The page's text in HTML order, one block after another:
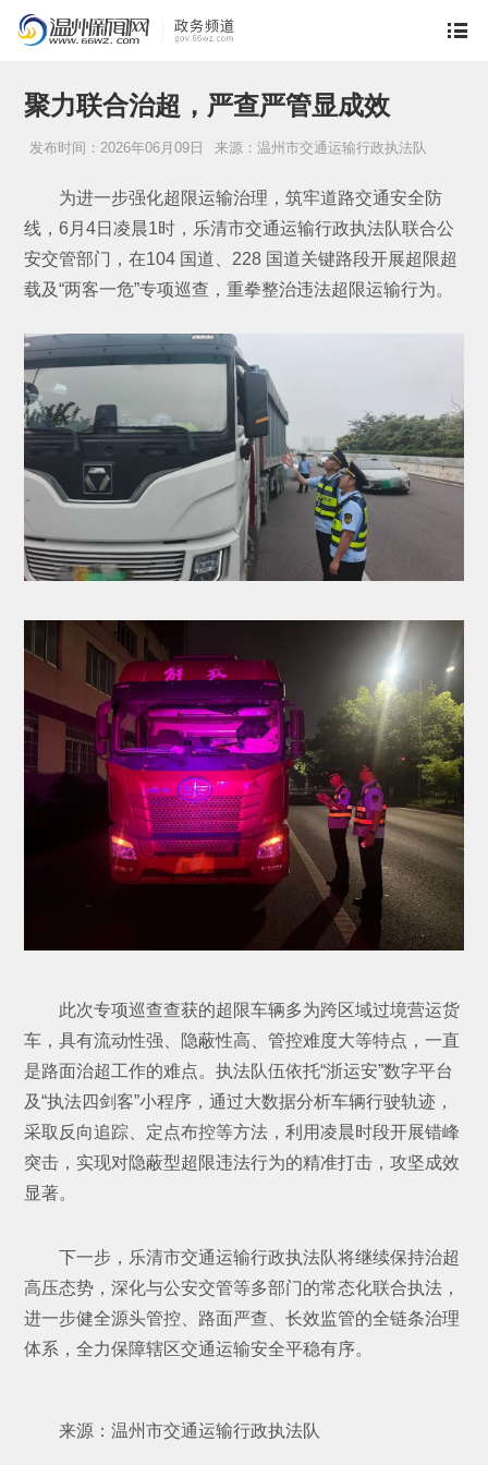
聚力联合治超，严查严管显成效
发布时间：2026年06月09日 来源：温州市交通运输行政执法队
为进一步强化超限运输治理，筑牢道路交通安全防
线，6月4日凌晨1时，乐清市交通运输行政执法队联合公
安交管部门，在104 国道、228 国道关键路段开展超限超
载及“两客一危”专项巡查，重拳整治违法超限运输行为。
此次专项巡查查获的超限车辆多为跨区域过境营运货
车，具有流动性强、隐蔽性高、管控难度大等特点，一直
是路面治超工作的难点。执法队伍依托“浙运安”数字平台
及“执法四剑客”小程序，通过大数据分析车辆行驶轨迹，
采取反向追踪、定点布控等方法，利用凌晨时段开展错峰
突击，实现对隐蔽型超限违法行为的精准打击，攻坚成效
显著。
下一步，乐清市交通运输行政执法队将继续保持治超
高压态势，深化与公安交管等多部门的常态化联合执法，
进一步健全源头管控、路面严查、长效监管的全链条治理
体系，全力保障辖区交通运输安全平稳有序。
来源：温州市交通运输行政执法队